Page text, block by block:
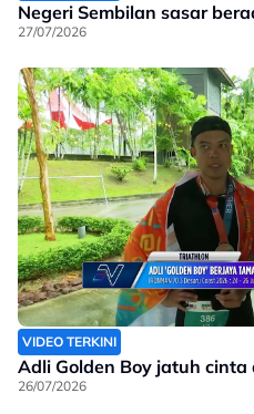
Negeri Sembilan sasar
27/07/2026
VIDEO TERKINI
Adli Golden Boy jatuh
26/07/2026